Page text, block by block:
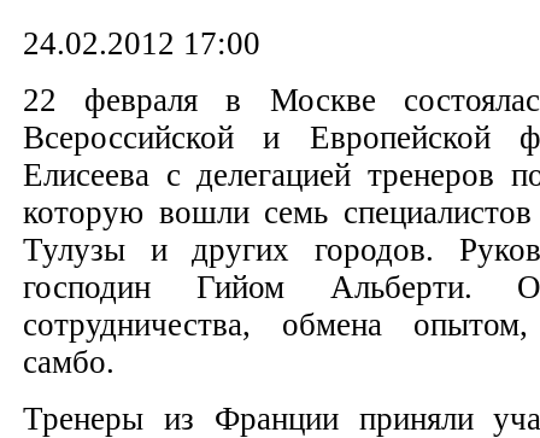
24.02.2012 17:00
22 февраля в Москве
Всероссийской и Европейской
Елисеева с делегацией тренеров
которую вошли семь
Тулузы и других городов.
господин Гийом Альберти.
сотрудничества, обмена
самбо.
Тренеры из Франции приняли